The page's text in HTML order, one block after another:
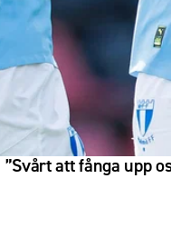
att fånga upp